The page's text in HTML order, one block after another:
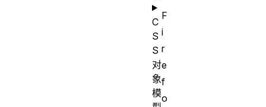
F
i
r
e
f
o
C
S
S
对
象
模